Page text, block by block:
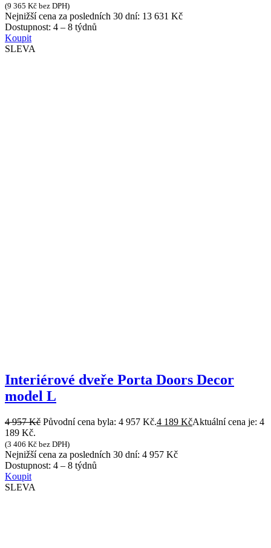
(9 365 Kč bez DPH)
Nejnižší cena za posledních 30 dní: 13 631 Kč
Dostupnost: 4 – 8 týdnů
Koupit
SLEVA
Interiérové dveře Porta Doors Decor
model L
4 957Kč Původní cena byla: 4 957 Kč.4 189 KčAktuální cena je: 4
189 Kč.
(3 406 Kč bez DPH)
Nejnižší cena za posledních 30 dní: 4 957 Kč
Dostupnost: 4 – 8 týdnů
Koupit
SLEVA